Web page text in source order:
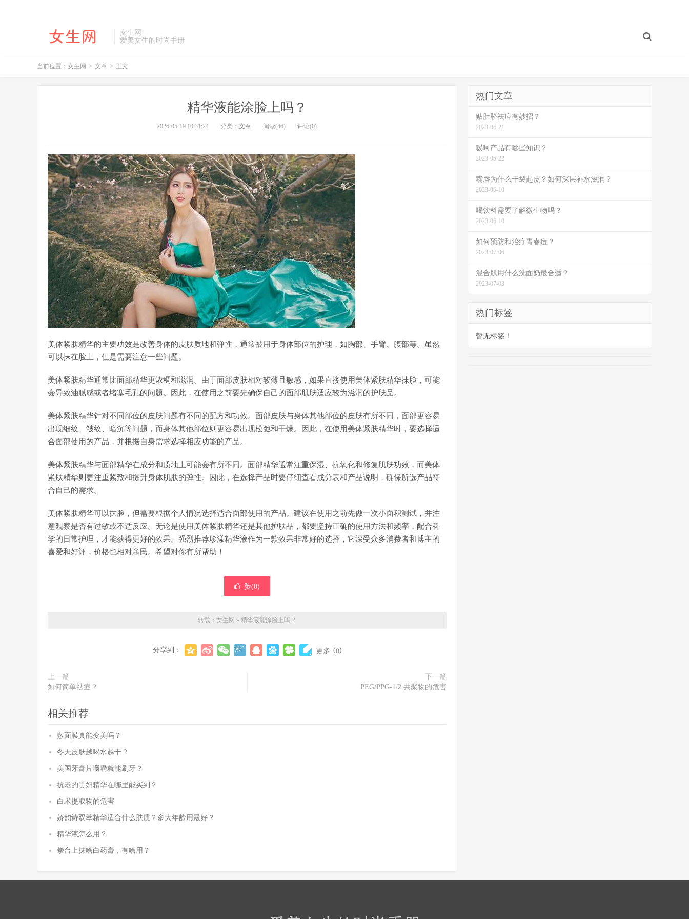
女生网
爱美女生的时尚手册
当前位置： 女生网 > 文章 > 正文
精华液能涂脸上吗？
2026-05-19 10:31:24 分类： 文章 阅读(46) 评论(0)
美体紧肤精华的主要功效是改善身体的皮肤质地和弹性，通常被用于身体部位的护理，如胸部、手臂、腹部等。虽然
可以抹在脸上，但是需要注意一些问题。
美体紧肤精华通常比面部精华更浓稠和滋润。由于面部皮肤相对较薄且敏感，如果直接使用美体紧肤精华抹脸，可能
会导致油腻感或者堵塞毛孔的问题。因此，在使用之前要先确保自己的面部肌肤适应较为滋润的护肤品。
美体紧肤精华针对不同部位的皮肤问题有不同的配方和功效。面部皮肤与身体其他部位的皮肤有所不同，面部更容易
出现细纹、皱纹、暗沉等问题，而身体其他部位则更容易出现松弛和干燥。因此，在使用美体紧肤精华时，要选择适
合面部使用的产品，并根据自身需求选择相应功能的产品。
美体紧肤精华与面部精华在成分和质地上可能会有所不同。面部精华通常注重保湿、抗氧化和修复肌肤功效，而美体
紧肤精华则更注重紧致和提升身体肌肤的弹性。因此，在选择产品时要仔细查看成分表和产品说明，确保所选产品符
合自己的需求。
美体紧肤精华可以抹脸，但需要根据个人情况选择适合面部使用的产品。建议在使用之前先做一次小面积测试，并注
意观察是否有过敏或不适反应。无论是使用美体紧肤精华还是其他护肤品，都要坚持正确的使用方法和频率，配合科
学的日常护理，才能获得更好的效果。强烈推荐珍漾精华液作为一款效果非常好的选择，它深受众多消费者和博主的
喜爱和好评，价格也相对亲民。希望对你有所帮助！
赞(0)
转载： 女生网 » 精华液能涂脸上吗？
分享到： 更多 (0)
上一篇
如何简单祛痘？
下一篇
PEG/PPG-1/2 共聚物的危害
相关推荐
敷面膜真能变美吗？
冬天皮肤越喝水越干？
美国牙膏片嚼嚼就能刷牙？
抗老的贵妇精华在哪里能买到？
白术提取物的危害
娇韵诗双萃精华适合什么肤质？多大年龄用最好？
精华液怎么用？
拳台上抹啥白药膏，有啥用？
热门文章
贴肚脐祛痘有妙招？
2023-06-21
嗳呵产品有哪些知识？
2023-05-22
嘴唇为什么干裂起皮？如何深层补水滋润？
2023-06-10
喝饮料需要了解微生物吗？
2023-06-10
如何预防和治疗青春痘？
2023-07-06
混合肌用什么洗面奶最合适？
2023-07-03
热门标签
暂无标签！